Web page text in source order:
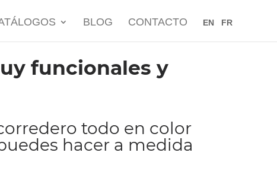
BLOG CONTACTO EN FR
funcionales y
todo en color
hacer a medida